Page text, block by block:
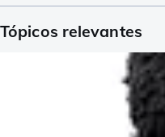
Tópicos relevantes